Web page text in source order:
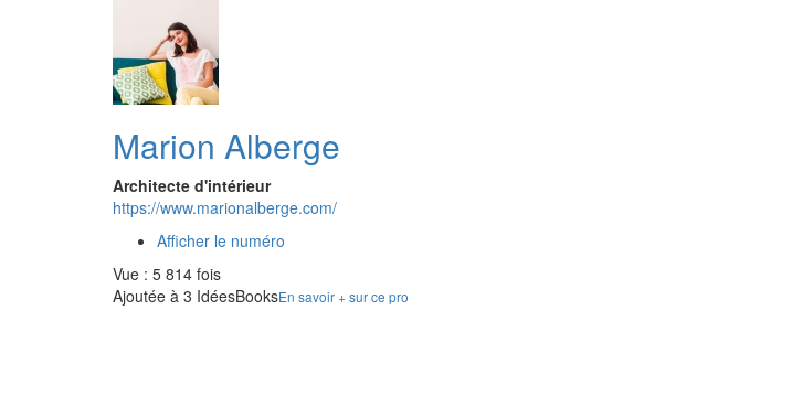
Marion Alberge
Architecte d'intérieur
https://www.marionalberge.com/
Afficher le numéro
Vue : 5 814 fois
Ajoutée à 3 IdéesBooksEn savoir + sur ce pro